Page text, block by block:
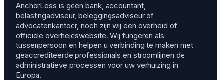
AnchorLess is geen bank, accountant,
belastingadviseur, beleggingsadviseur of
advocatenkantoor, noch zijn wij een overheid of
officiële overheidswebsite. Wij fungeren als
tussenpersoon en helpen u verbinding te maken met
geaccrediteerde professionals en stroomlijnen de
administratieve processen voor uw verhuizing in
Europa.